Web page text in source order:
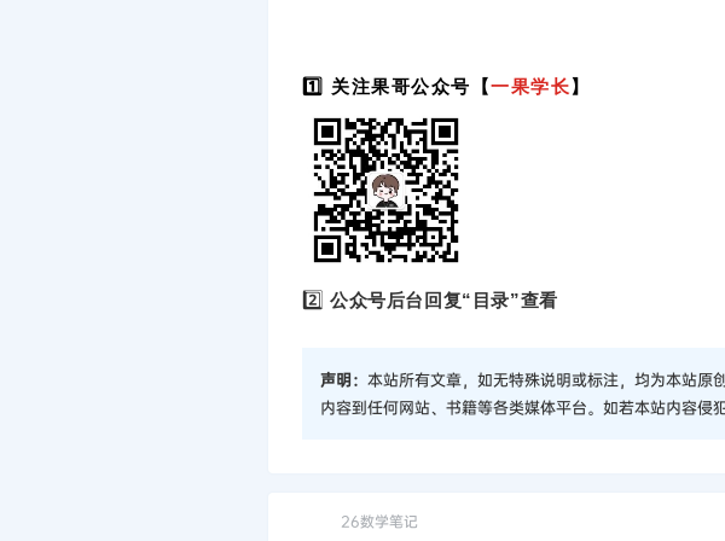
1️⃣ 关注果哥公众号【一果学长】
2️⃣公众号后台回复“目录”查看
声明： 本站所有文章，如无特殊说明或标注，均为本站原
内容到任何网站、书籍等各类媒体平台。如若本站内容侵
26数学笔记